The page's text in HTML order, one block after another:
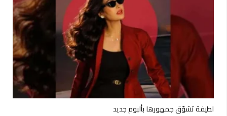
لطيفة تشوّق جمهورها بألبوم جديد